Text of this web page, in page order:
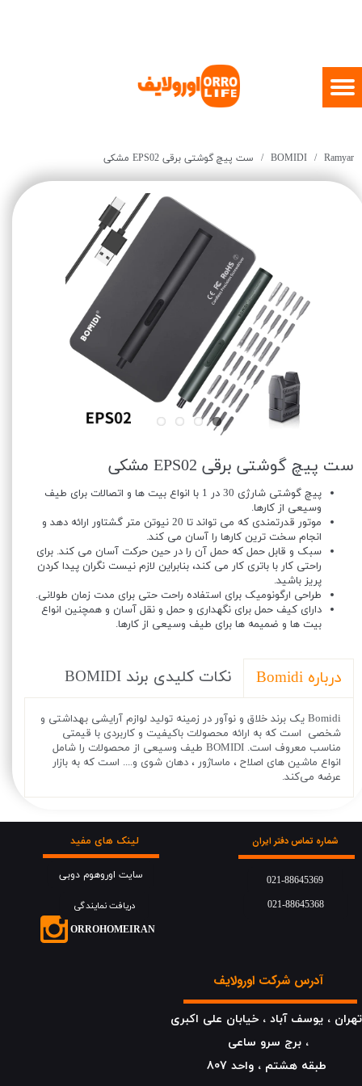
Ramyar
BOMIDI ست پیچ گوشتی برقی EPS02 مشکی
ست پیچ گوشتی برقی EPS02 مشکی
پیچ گوشتی شارژی 30 در 1 با انواع بیت ها و اتصالات برای طیف
وسیعی از کارها.
موتور قدرتمندی که می تواند تا 20 نیوتن متر گشتاور ارائه دهد و
انجام سخت ترین کارها را آسان می کند.
سبک و قابل حمل که حمل آن را در حین حرکت آسان می کند. برای
راحتی کار با باتری کار می کند، بنابراین لازم نیست نگران پیدا کردن
پریز باشید.
طراحی ارگونومیک برای استفاده راحت حتی برای مدت زمان طولانی.
دارای کیف حمل برای نگهداری و حمل و نقل آسان و همچنین انواع
بیت ها و ضمیمه ها برای طیف وسیعی از کارها.
درباره Bomidi نکات کلیدی برند BOMIDI
Bomidi یک برند خلاق و نوآور در زمینه تولید لوازم آرایشی بهداشتی و
شخصی است که به ارائه محصولات باکیفیت و کاربردی با قیمتی
مناسب معروف است. BOMIDI طیف وسیعی از محصولات را شامل
انواع ماشین های اصلاح ، ماساژور ، دهان شوی و.... است که به بازار
عرضه می‌کند.
آدرس شرکت اورولایف
تهران ، یوسف آباد ، خیابان علی اکبری
، برج سرو ساعی
​​​​​​​طبقه هشتم ، واحد 807
شماره تماس دفتر ایران
سایت اوروهوم دوبی
021-88645369
021-88645368
دریافت نمایندگی
لینک های مفید
​​​ORROHOMEIRAN